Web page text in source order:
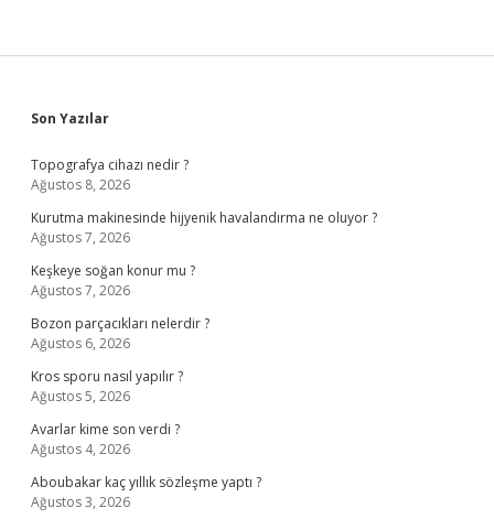
Sidebar
Son Yazılar
Topografya cihazı nedir ?
Ağustos 8, 2026
Kurutma makinesinde hijyenik havalandırma ne oluyor ?
Ağustos 7, 2026
Keşkeye soğan konur mu ?
Ağustos 7, 2026
Bozon parçacıkları nelerdir ?
Ağustos 6, 2026
Kros sporu nasıl yapılır ?
Ağustos 5, 2026
Avarlar kime son verdi ?
Ağustos 4, 2026
Aboubakar kaç yıllık sözleşme yaptı ?
Ağustos 3, 2026